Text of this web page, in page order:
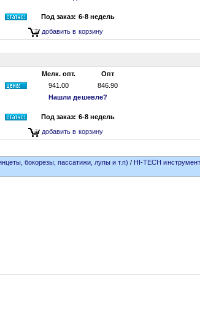
Под заказ: 6-8 недель
добавить в корзину
Мелк. опт.
Опт
941.00
846.90
Нашли дешевле?
Под заказ: 6-8 недель
добавить в корзину
бокорезы, пассатижи, лупы и т.п) / HI-TECH